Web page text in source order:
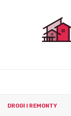
DROGI I REMONTY